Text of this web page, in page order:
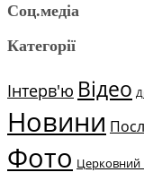
Соц.медіа
Категорії
Інтерв'ю Відео
Новини
Фото Церковний